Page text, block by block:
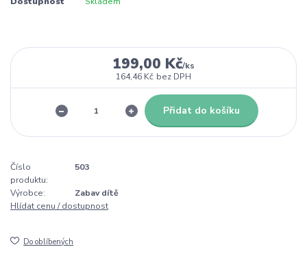
199,00 Kč/ks
164,46 Kč bez DPH
Přidat do košíku
Číslo
produktu:
503
Výrobce:
Zabav dítě
Hlídat cenu / dostupnost
Do oblíbených